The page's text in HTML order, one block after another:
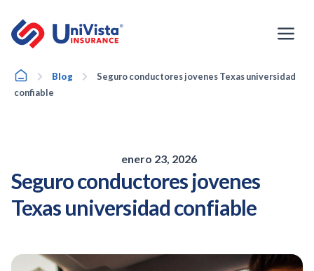
contenido
HomeBlog
Seguro conductores jovenes Texas universidad
confiable
enero 23, 2026
Seguro conductores jovenes
Texas universidad confiable